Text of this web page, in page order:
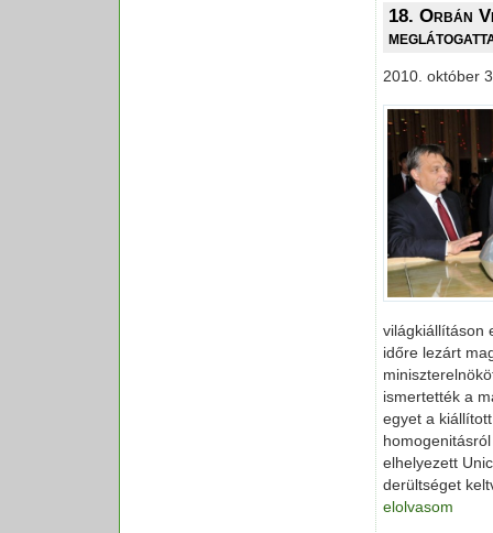
18. Orbán
2010. október
világkiállításon
időre lezárt
ismertették a
egyet a
elhelyezett
derültséget
elolvasom